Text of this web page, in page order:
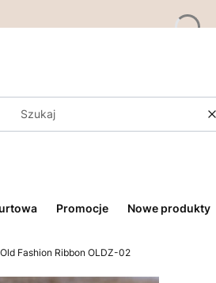
Promocje Nowe produkty
Fashion Ribbon OLDZ-02